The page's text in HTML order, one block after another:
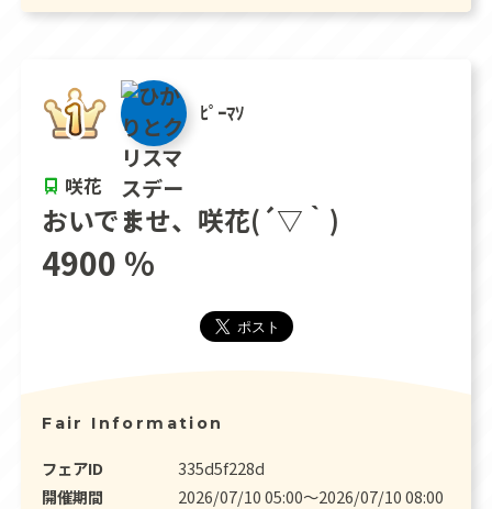
ﾋﾟｰﾏｿ
咲花
おいでませ、咲花(´▽｀)
4900 %
Fair Information
フェアID
335d5f228d
開催期間
2026/07/10 05:00〜2026/07/10 08:00